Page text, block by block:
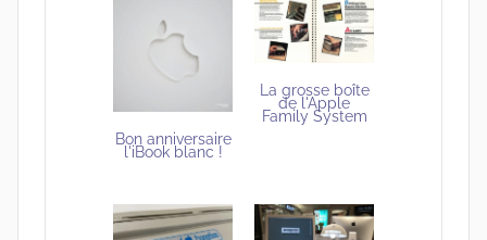
Bon anniversaire
l'iBook blanc !
La grosse boîte
de l'Apple
Family System